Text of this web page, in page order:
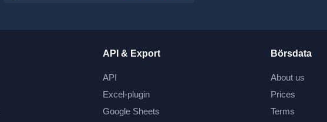
API & Export
API
Excel-plugin
Google Sheets
Börsdata
About us
Prices
Terms